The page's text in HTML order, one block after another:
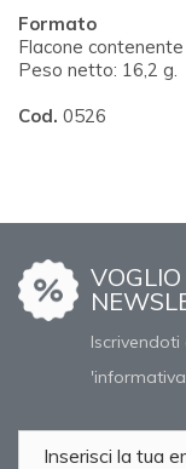
Formato
Flacone
Peso netto: 16,2 g.
Cod. 0526